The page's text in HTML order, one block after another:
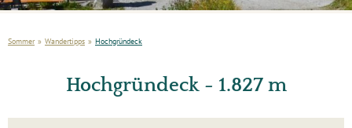
Sommer » Wandertipps » Hochgründeck
Hochgründeck - 1.827 m